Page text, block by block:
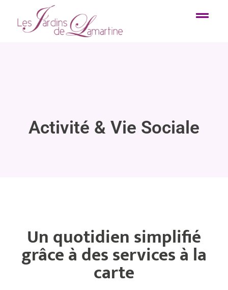
Activité & Vie Sociale
Un quotidien simplifié
grâce à des services à la
carte